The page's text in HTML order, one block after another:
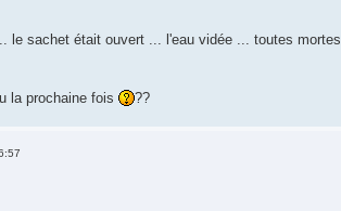
le sachet était ouvert ... l'eau vidée ... toutes
la prochaine fois ??